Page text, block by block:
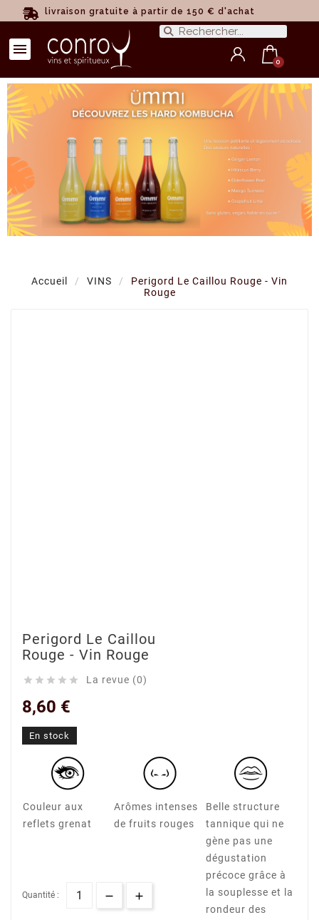
livraison gratuite à partir de 150 € d'achat
Accueil VINS
Perigord Le Caillou Rouge - Vin
Rouge
Perigord Le Caillou
Rouge - Vin Rouge
     La revue (0)
8,60 €
En stock
Couleur aux
reflets grenat
Arômes intenses
de fruits rouges
Belle structure
tannique qui ne
gène pas une
dégustation
précoce grâce à
la souplesse et la
rondeur des
Quantité :